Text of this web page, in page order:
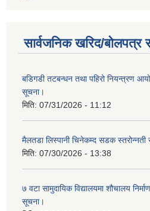
सार्वजनिक खरिद/बोलपत्र
बडिगडी तटबन्धन तथा पहिरो नियन्त्रण
सूचना।
मिति: 07/31/2026 - 11:12
मैलतडा लिस्पानी चिनेकम्द सडक स्तरोन्नती
मिति: 07/30/2026 - 13:38
७ वटा सामुदायिक विद्यालयमा शौचालय
सूचना।